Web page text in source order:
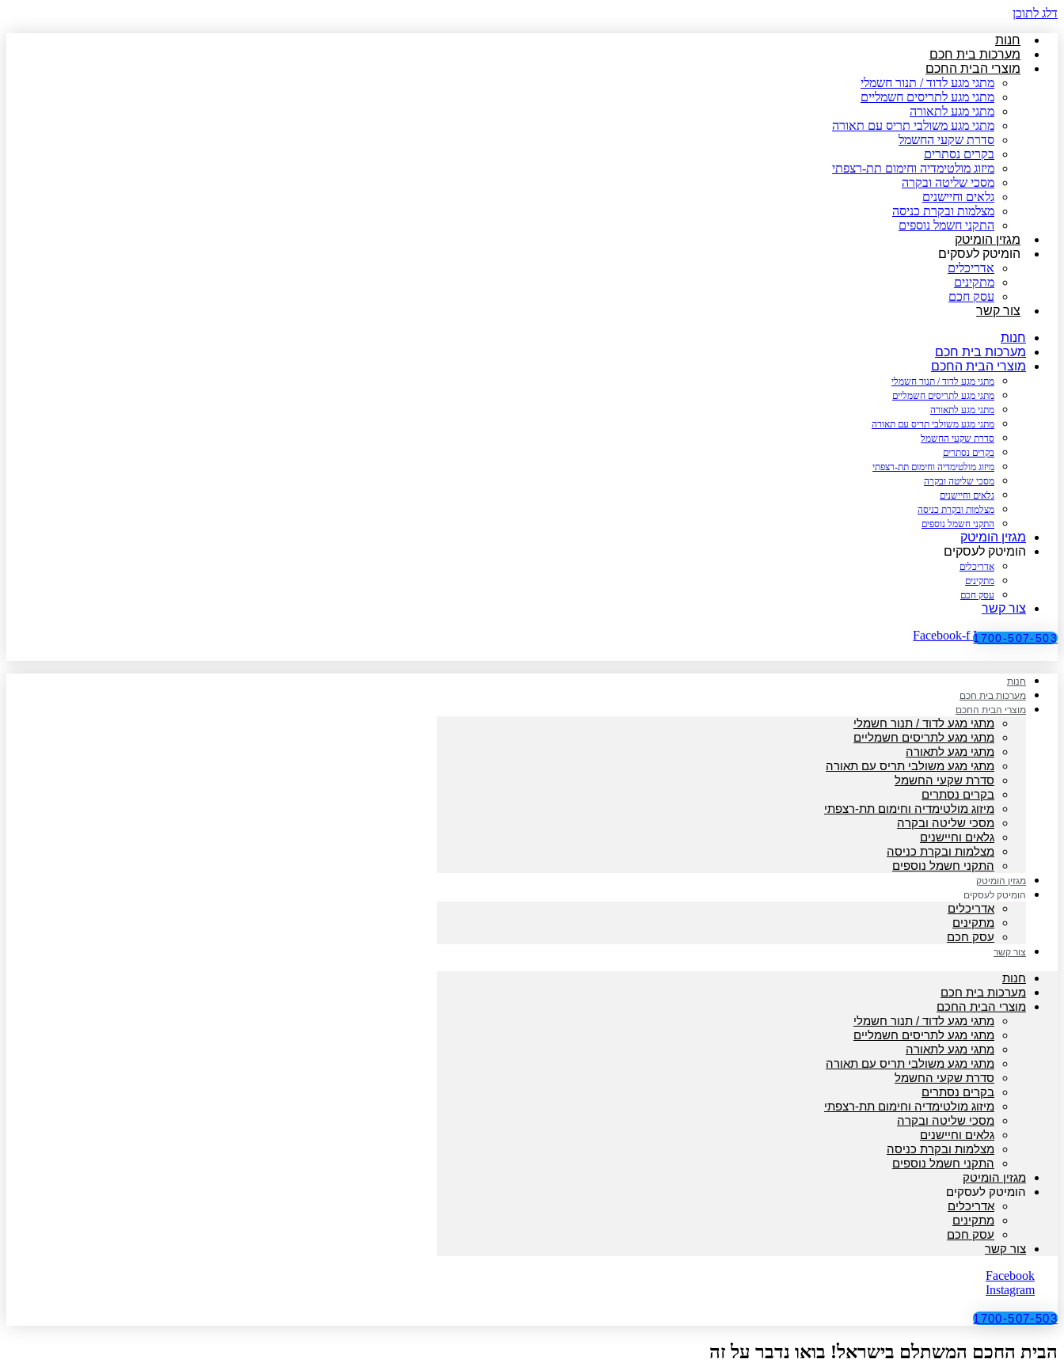
דלג לתוכן
חנות
מערכות בית חכם
מוצרי הבית החכם
מתגי מגע לדוד / תנור חשמלי
מתגי מגע לתריסים חשמליים
מתגי מגע לתאורה
מתגי מגע משולבי תריס עם תאורה
סדרת שקעי החשמל
בקרים נסתרים
מיזוג מולטימדיה וחימום תת-רצפתי
מסכי שליטה ובקרה
גלאים וחיישנים
מצלמות ובקרת כניסה
התקני חשמל נוספים
מגזין הומיטק
הומיטק לעסקים
אדריכלים
מתקינים
עסק חכם
צור קשר
חנות
מערכות בית חכם
מוצרי הבית החכם
מתגי מגע לדוד / תנור חשמלי
מתגי מגע לתריסים חשמליים
מתגי מגע לתאורה
מתגי מגע משולבי תריס עם תאורה
סדרת שקעי החשמל
בקרים נסתרים
מיזוג מולטימדיה וחימום תת-רצפתי
מסכי שליטה ובקרה
גלאים וחיישנים
מצלמות ובקרת כניסה
התקני חשמל נוספים
מגזין הומיטק
הומיטק לעסקים
אדריכלים
מתקינים
עסק חכם
צור קשר
Facebook-f Instagram
1700-507-503
חנות
מערכות בית חכם
מוצרי הבית החכם
מתגי מגע לדוד / תנור חשמלי
מתגי מגע לתריסים חשמליים
מתגי מגע לתאורה
מתגי מגע משולבי תריס עם תאורה
סדרת שקעי החשמל
בקרים נסתרים
מיזוג מולטימדיה וחימום תת-רצפתי
מסכי שליטה ובקרה
גלאים וחיישנים
מצלמות ובקרת כניסה
התקני חשמל נוספים
מגזין הומיטק
הומיטק לעסקים
אדריכלים
מתקינים
עסק חכם
צור קשר
חנות
מערכות בית חכם
מוצרי הבית החכם
מתגי מגע לדוד / תנור חשמלי
מתגי מגע לתריסים חשמליים
מתגי מגע לתאורה
מתגי מגע משולבי תריס עם תאורה
סדרת שקעי החשמל
בקרים נסתרים
מיזוג מולטימדיה וחימום תת-רצפתי
מסכי שליטה ובקרה
גלאים וחיישנים
מצלמות ובקרת כניסה
התקני חשמל נוספים
מגזין הומיטק
הומיטק לעסקים
אדריכלים
מתקינים
עסק חכם
צור קשר
Facebook
Instagram
1700-507-503
הבית החכם המשתלם בישראל! בואו נדבר על זה